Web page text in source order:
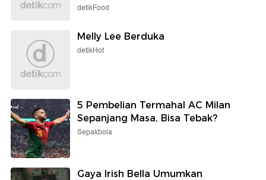
detikFood
Melly Lee Berduka
detikHot
5 Pembelian Termahal AC Milan
Sepanjang Masa, Bisa Tebak?
Sepakbola
Gaya Irish Bella Umumkan